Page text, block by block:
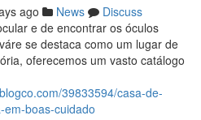
ago News
Discuss
e de encontrar os óculos
se destaca como um lugar de
oferecemos um vasto catálogo
39833594/casa-de-
boas-cuidado